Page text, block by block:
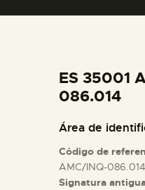
ES 35001
086.014
Área de
Código de
AMC/INQ-086.014
Signatura